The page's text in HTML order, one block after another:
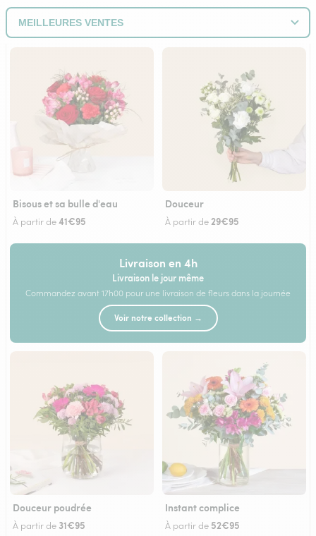
Bisous et sa bulle d'eau
À partir de41€95
Douceur
À partir de29€95
Livraison en 4h
Livraison le jour même
Commandez avant 17h00 pour une livraison de fleurs dans la journée
Voir notre collection →
Douceur poudrée
À partir de 31€95
Instant complice
À partir de 52€95